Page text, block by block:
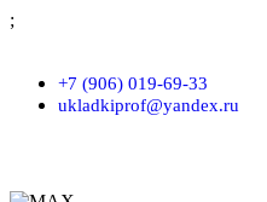
;
+7 (906) 019-69-33
ukladkiprof@yandex.ru